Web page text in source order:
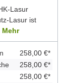
Lasur
Lasur ist
Mehr
258,00 €*
258,00 €*
258,00 €*